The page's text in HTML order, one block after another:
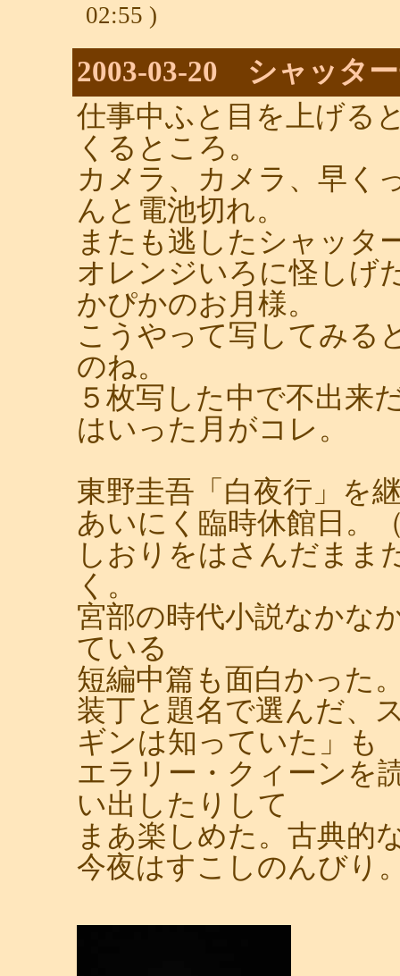
02:55 )
2003-03-20 シャッタ
仕事中ふと目を上げる
くるところ。
カメラ、カメラ、早く
んと電池切れ。
またも逃したシャッタ
オレンジいろに怪しげ
かぴかのお月様。
こうやって写してみる
のね。
５枚写した中で不出来
はいった月がコレ。
東野圭吾「白夜行」を
あいにく臨時休館日。
しおりをはさんだまま
く。
宮部の時代小説なかな
ている
短編中篇も面白かった
装丁と題名で選んだ、
ギンは知っていた」も
エラリー・クィーンを
い出したりして
まあ楽しめた。古典的
今夜はすこしのんびり